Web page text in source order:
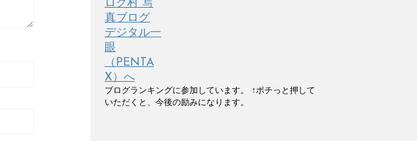
ブログランキングに参加しています。 ↑ポチっと押して
いただくと、今後の励みになります。